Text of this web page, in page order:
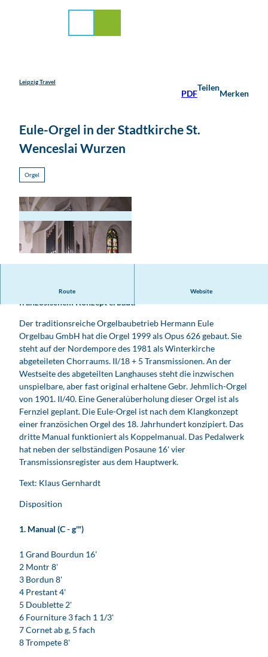
Leipzig Travel
PDF
Teilen
Merken
Eule-Orgel in der Stadtkirche St.
Wenceslai Wurzen
Orgel
O
r
g
e
l
i
n
d
e
r
S
t
W
e
c
s
l
a
K
r
c
Route Website
Die Eule-Orgel in der Stadtkirche St. Wenceslai wurde nach
französischem Konzept erbaut.
Der traditionsreiche Orgelbaubetrieb Hermann Eule
Orgelbau GmbH hat die Orgel 1999 als Opus 626 gebaut. Sie
steht auf der Nordempore des 1981 als Winterkirche
abgeteileten Chorraums. II/18 + 5 Transmissionen. An der
Westseite des abgeteilten Langhauses steht die inzwischen
unspielbare, aber fast original erhaltene Gebr. Jehmlich-Orgel
von 1901. II/40. Eine Generalüberholung dieser Orgel ist als
Fernziel geplant. Die Eule-Orgel ist nach dem Klangkonzept
einer französichen Orgel des 18. Jahrhundert konzipiert. Das
dritte Manual funktioniert als Koppelmanual. Das Pedalwerk
hat neben der selbständigen Posaune 16' vier
Transmissionsregister aus dem Hauptwerk.
Text: Klaus Gernhardt
Disposition
1. Manual (C - g'")
1 Grand Bourdun 16'
2 Montr 8'
3 Bordun 8'
4 Prestant 4'
5 Doublette 2'
6 Fourniture 3 fach 1 1/3'
7 Cornet ab g, 5 fach
8 Trompete 8'